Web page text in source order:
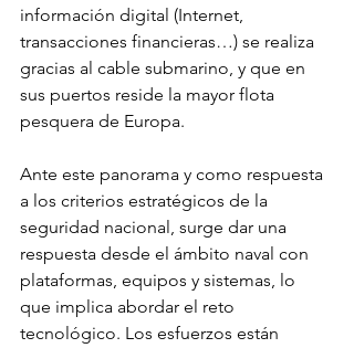
información digital (Internet,
transacciones financieras…) se realiza
gracias al cable submarino, y que en
sus puertos reside la mayor flota
pesquera de Europa.
Ante este panorama y como respuesta
a los criterios estratégicos de la
seguridad nacional, surge dar una
respuesta desde el ámbito naval con
plataformas, equipos y sistemas, lo
que implica abordar el reto
tecnológico. Los esfuerzos están